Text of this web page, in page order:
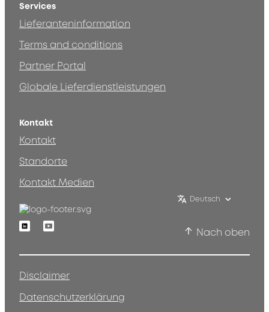
Services
Lieferanteninformation
Terms and conditions
Partner Portal
Globale Lieferdienstleistungen
Kontakt
Kontakt
Standorte
Kontakt Medien
Deutsch
LinkedinYoutube
Nach oben
Disclaimer
Datenschutzerklärung